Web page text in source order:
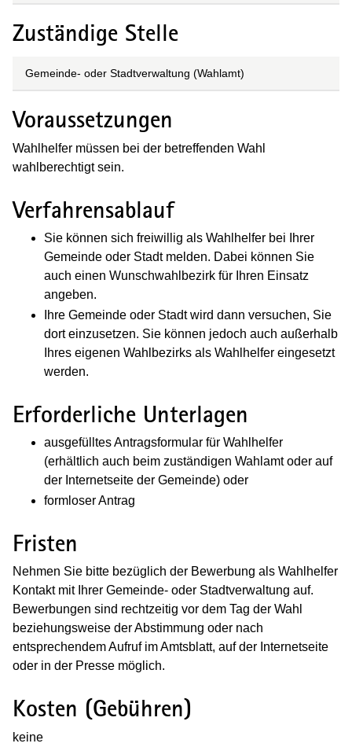
Zuständige Stelle
Gemeinde- oder Stadtverwaltung (Wahlamt)
Voraussetzungen
Wahlhelfer müssen bei der betreffenden Wahl
wahlberechtigt sein.
Verfahrensablauf
Sie können sich freiwillig als Wahlhelfer bei Ihrer
Gemeinde oder Stadt melden. Dabei können Sie
auch einen Wunschwahlbezirk für Ihren Einsatz
angeben.
Ihre Gemeinde oder Stadt wird dann versuchen, Sie
dort einzusetzen. Sie können jedoch auch außerhalb
Ihres eigenen Wahlbezirks als Wahlhelfer eingesetzt
werden.
Erforderliche Unterlagen
ausgefülltes Antragsformular für Wahlhelfer
(erhältlich auch beim zuständigen Wahlamt oder auf
der Internetseite der Gemeinde) oder
formloser Antrag
Fristen
Nehmen Sie bitte bezüglich der Bewerbung als Wahlhelfer
Kontakt mit Ihrer Gemeinde- oder Stadtverwaltung auf.
Bewerbungen sind rechtzeitig vor dem Tag der Wahl
beziehungsweise der Abstimmung oder nach
entsprechendem Aufruf im Amtsblatt, auf der Internetseite
oder in der Presse möglich.
Kosten (Gebühren)
keine